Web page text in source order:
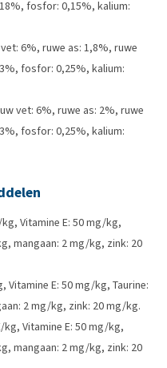
fosfor: 0,15%, kalium:
6%, ruwe as: 1,8%, ruwe
fosfor: 0,25%, kalium:
vet: 6%, ruwe as: 2%, ruwe
fosfor: 0,25%, kalium:
kg, Vitamine E: 50 mg/kg,
mangaan: 2 mg/kg, zink: 20
Vitamine E: 50 mg/kg, Taurine:
2 mg/kg, zink: 20 mg/kg.
kg, Vitamine E: 50 mg/kg,
mangaan: 2 mg/kg, zink: 20